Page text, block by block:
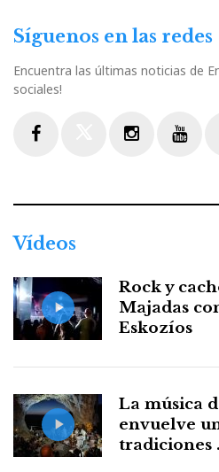
Síguenos en las redes
Encuentra las últimas noticias de
sociales!
Vídeos
Rock y
Majadas
Eskozíos
La música
envuelve
tradiciones